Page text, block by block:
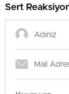
Sert